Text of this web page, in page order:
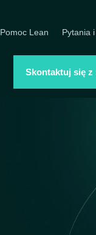
Pomoc Lean Pytania
Skontaktuj się z